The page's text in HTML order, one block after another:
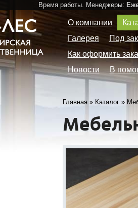
Время работы. Менеджеры:
О компании
Галерея
Под
Как оформить
Новости
В
Главная » Каталог »